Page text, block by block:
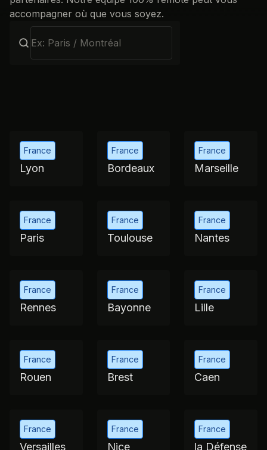
Webflow
Découvrez dans quelles villes sont situés nos clients et
partenaires. Notre équipe 100% remote peut vous
accompagner où que vous soyez.
Lyon Bordeaux Marseille
Paris Toulouse Nantes
Rennes Bayonne Lille
Rouen Brest Caen